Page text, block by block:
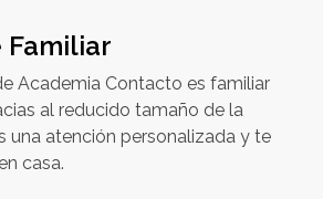
Academia Contacto es familiar
al reducido tamaño de la
una atención personalizada y te
casa.